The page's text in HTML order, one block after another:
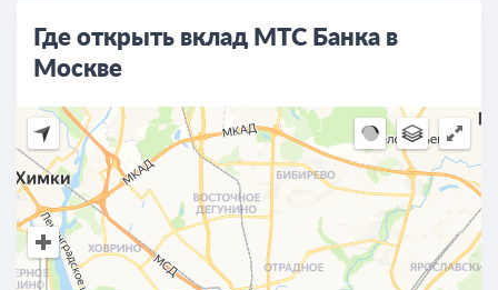
Где открыть вклад МТС Банка в
Москве